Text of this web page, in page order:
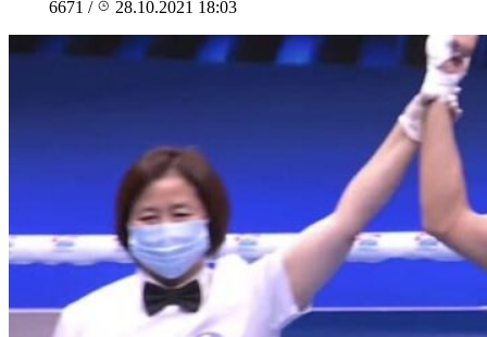
6671 / 28.10.2021 18:03